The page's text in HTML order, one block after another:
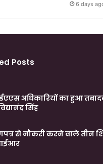
6 days
Posts
अधिकारियों का हुआ
सिंह
से नौकरी करने वाले तीन